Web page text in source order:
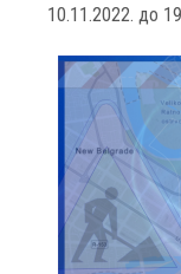
10.11.2022. до